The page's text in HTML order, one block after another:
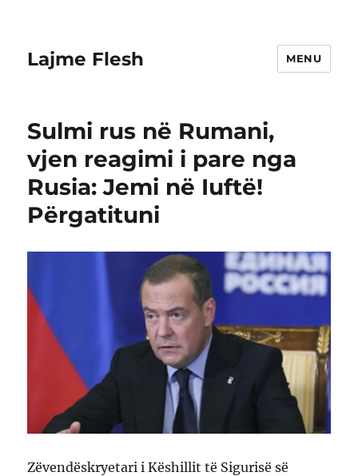
Lajme Flesh MENU
Sulmi rus në Rumani,
vjen reagimi i pare nga
Rusia: Jemi në Iuftë!
Përgatituni
Zëvendëskryetari i Këshillit të Sigurisë së